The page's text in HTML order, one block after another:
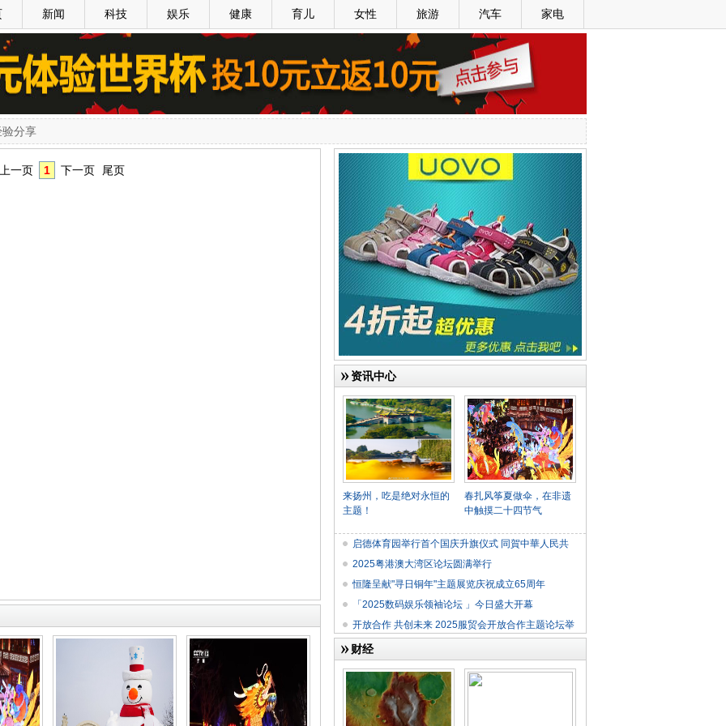
新闻 科技 娱乐 健康 育儿 女性 旅游 汽车 家电
分享
一页 1 下一页 尾页
资讯中心
来扬州，吃是绝对永恒的
主题！
春扎风筝夏做伞，在非遗
中触摸二十四节气
启德体育园举行首个国庆升旗仪式 同賀中華人民共
2025粤港澳大湾区论坛圆满举行
恒隆呈献"寻日铜年"主题展览庆祝成立65周年
「2025数码娱乐领袖论坛 」今日盛大开幕
开放合作 共创未来 2025服贸会开放合作主题论坛举
财经